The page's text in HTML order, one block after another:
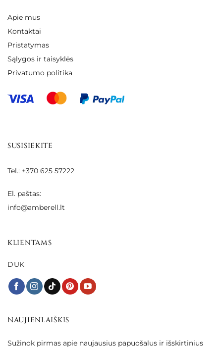
Apie mus
Kontaktai
Pristatymas
Sąlygos ir taisyklės
Privatumo politika
SUSISIEKITE
Tel.: +370 625 57222
El. paštas:
info@amberell.lt
KLIENTAMS
DUK
NAUJIENLAIŠKIS
Sužinok pirmas apie naujausius papuošalus ir išskirtinius